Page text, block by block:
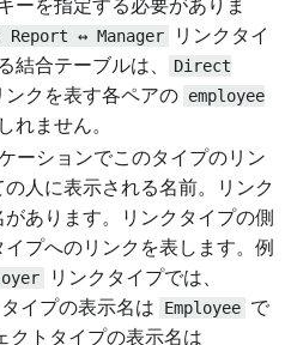
ーを指定する必要がありま
↔ Manager
リンクタイ
結合テーブルは、
Direct
ンクを表す各ペアの employee
れません。
ーションでこのタイプのリン
人に表示される名前。リンク
あります。リンクタイプの側
プへのリンクを表します。例
リンクタイプでは、
イプの表示名は Employee で
クトタイプの表示名は